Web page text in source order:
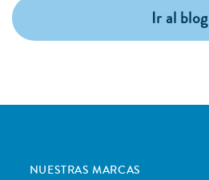
Ir al blog
NUESTRAS MARCAS